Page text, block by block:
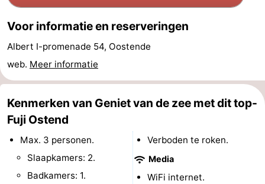
Zien
doen
-
Monumenten
-
Kerken
-
Uitkijkpunten
Attracties
Voor informatie en reserveringen
Albert I-promenade 54, Oostende
web. Meer informatie
Kenmerken van Geniet van de zee met dit top-
Fuji Ostend
Max. 3 personen.
Slaapkamers: 2.
Badkamers: 1.
Verboden te roken.
Media
WiFi internet.